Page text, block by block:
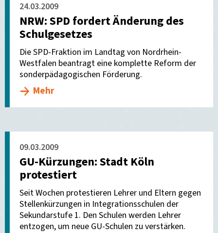
24.03.2009
NRW: SPD fordert Änderung des
Schulgesetzes
Die SPD-Fraktion im Landtag von Nordrhein-
Westfalen beantragt eine komplette Reform der
sonderpädagogischen Förderung.
Mehr
09.03.2009
GU-Kürzungen: Stadt Köln
protestiert
Seit Wochen protestieren Lehrer und Eltern gegen
Stellenkürzungen in Integrationsschulen der
Sekundarstufe 1. Den Schulen werden Lehrer
entzogen, um neue GU-Schulen zu verstärken.